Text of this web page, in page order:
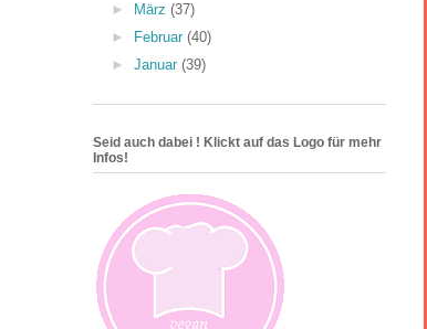
►
März (37)
►
Februar (40)
► Januar (39)
Seid auch dabei ! Klickt auf das Logo für mehr
Infos!